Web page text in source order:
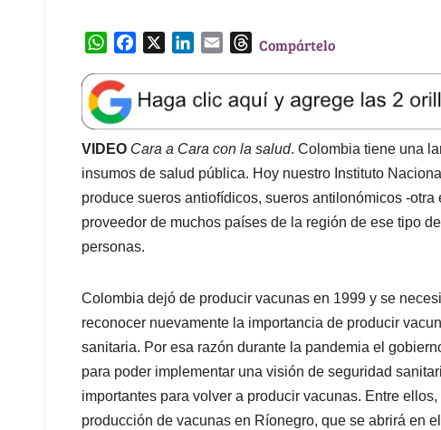
W
a
t
s
A
p
p
e
b
o
o
k
k
e
d
n
l
T
e
a
d
s
Compártelo
VIDEO Cara a Cara con la salud. Colombia tiene una
insumos de salud pública. Hoy nuestro Instituto
produce sueros antiofídicos, sueros antilonómicos -
proveedor de muchos países de la región de ese tipo
personas.
Colombia dejó de producir vacunas en 1999 y se
reconocer nuevamente la importancia de producir
sanitaria. Por esa razón durante la pandemia el
para poder implementar una visión de seguridad
importantes para volver a producir vacunas. Entre
producción de vacunas en Ríonegro, que se abrirá en